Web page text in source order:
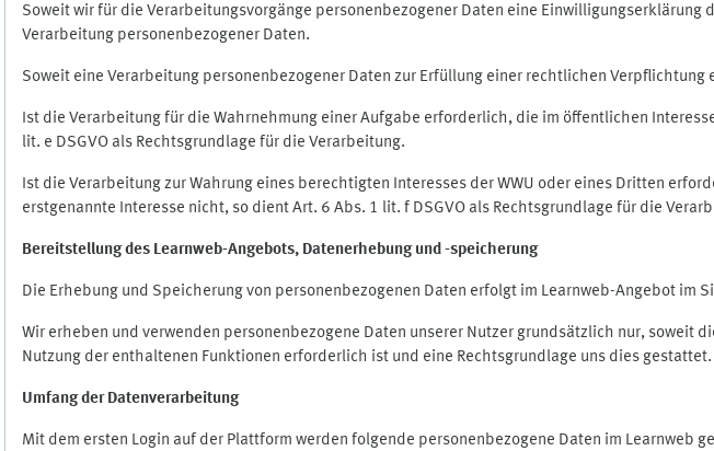
Soweit wir für die Verarbeitungsvorgänge personenbezogener Daten eine
Verarbeitung personenbezogener Daten.
Soweit eine Verarbeitung personenbezogener Daten zur Erfüllung einer rechtlichen
Ist die Verarbeitung für die Wahrnehmung einer Aufgabe erforderlich, die im öffentlichen
lit. e DSGVO als Rechtsgrundlage für die Verarbeitung.
Ist die Verarbeitung zur Wahrung eines berechtigten Interesses der WWU oder eines Dritten
erstgenannte Interesse nicht, so dient Art. 6 Abs. 1 lit. f DSGVO als Rechtsgrundlage für die
Bereitstellung des Learnweb-Angebots, Datenerhebung und -speicherung
Die Erhebung und Speicherung von personenbezogenen Daten erfolgt im Learnweb-Angebot im
Wir erheben und verwenden personenbezogene Daten unserer Nutzer grundsätzlich nur,
Nutzung der enthaltenen Funktionen erforderlich ist und eine Rechtsgrundlage uns dies gestattet.
Umfang der Datenverarbeitung
Mit dem ersten Login auf der Plattform werden folgende personenbezogene Daten im Learnweb